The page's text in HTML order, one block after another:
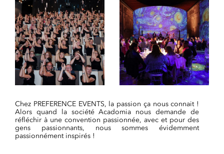
Chez PREFERENCE EVENTS, la passion ça nous connait !
Alors quand la société Acadomia nous demande de
réfléchir à une convention passionnée, avec et pour des
gens passionnants, nous sommes évidemment
passionnément inspirés !